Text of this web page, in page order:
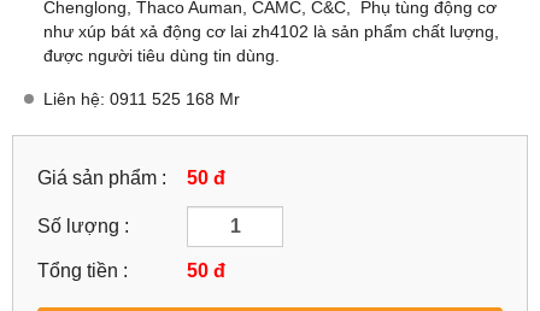
Chenglong, Thaco Auman, CAMC, C&C, Phụ tùng động cơ
như xúp bát xả động cơ lai zh4102 là sản phẩm chất lượng,
được người tiêu dùng tin dùng.
Liên hệ: 0911 525 168 Mr
Giá sản phẩm : 50 đ
Số lượng :
Tổng tiền : 50 đ